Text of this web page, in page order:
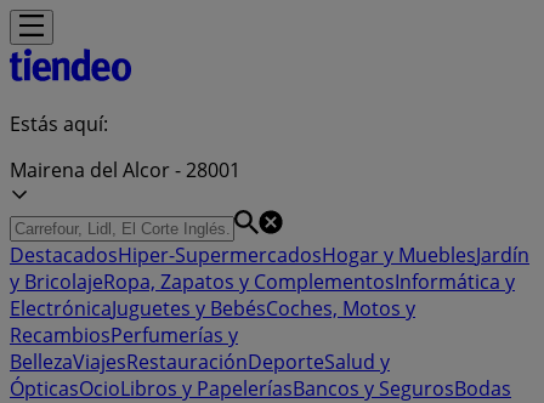
Estás aquí:
Mairena del Alcor - 28001
DestacadosHiper-SupermercadosHogar y MueblesJardín
y BricolajeRopa, Zapatos y ComplementosInformática y
ElectrónicaJuguetes y BebésCoches, Motos y
RecambiosPerfumerías y
BellezaViajesRestauraciónDeporteSalud y
ÓpticasOcioLibros y PapeleríasBancos y SegurosBodas